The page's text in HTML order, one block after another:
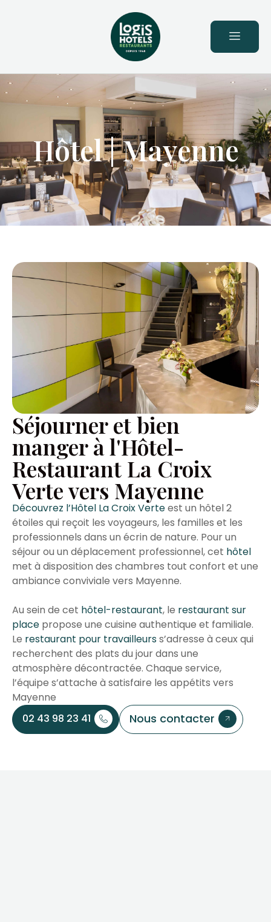
Hôtel | Mayenne
Séjourner et bien
manger à l'Hôtel-
Restaurant La Croix
Verte vers Mayenne
Découvrez l’Hôtel La Croix Verteest un hôtel 2
étoiles qui reçoit les voyageurs, les familles et les
professionnels dans un écrin de nature. Pour un
séjour ou un déplacement professionnel, cet hôtel
met à disposition des chambres tout confort et une
ambiance conviviale vers Mayenne.
Au sein de cet hôtel-restaurant, le restaurant sur
place propose une cuisine authentique et familiale.
Le restaurant pour travailleurss’adresse à ceux qui
recherchent des plats du jour dans une
atmosphère décontractée. Chaque service,
l’équipe s’attache à satisfaire les appétits vers
Mayenne
02 43 98 23 41
Nous contacter